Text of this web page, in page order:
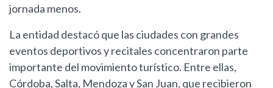
jornada menos.
La entidad destacó que las ciudades con grandes
eventos deportivos y recitales concentraron parte
importante del movimiento turístico. Entre ellas,
Córdoba, Salta, Mendoza y San Juan, que recibieron